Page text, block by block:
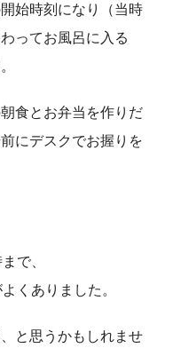
始時刻になり（当時
ってお風呂に入る
食とお弁当を作りだ
にデスクでお握りを
で、
くありました。
と思うかもしれませ